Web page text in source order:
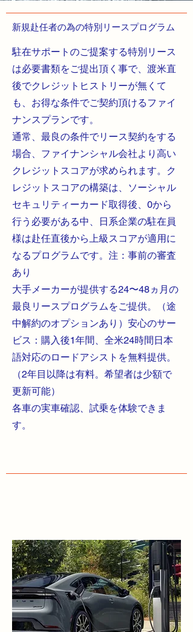
​新規赴任者の為の特別リースプログラム
駐在サポートのご提案する特別リース
は必要書類をご提出頂く事で、渡米直
後でクレジットヒストリーが無くて
も、お得な条件でご契約頂けるファイ
ナンスプランです。
通常、最良の条件でリース契約をする
場合、ファイナンシャル会社より高い
クレジットスコアが求められます。ク
レジットスコアの構築は、ソーシャル
セキュリティーカード取得後、0から
行う必要がある中、日系企業の駐在員
様は赴任直後から上級スコアが適用に
なるプログラムです。注：事前の審査
あり
大手メーカーが提供する24〜48ヵ月の
最良リースプログラムをご提供。（途
中解約のオプションあり）安心のサー
ビス：購入後1年間、全米24時間日本
語対応のロードアシストを無料提供。
（2年目以降は有料。希望者は少額で
更新可能）
​各車の実車確認、試乗を体験できま
す。